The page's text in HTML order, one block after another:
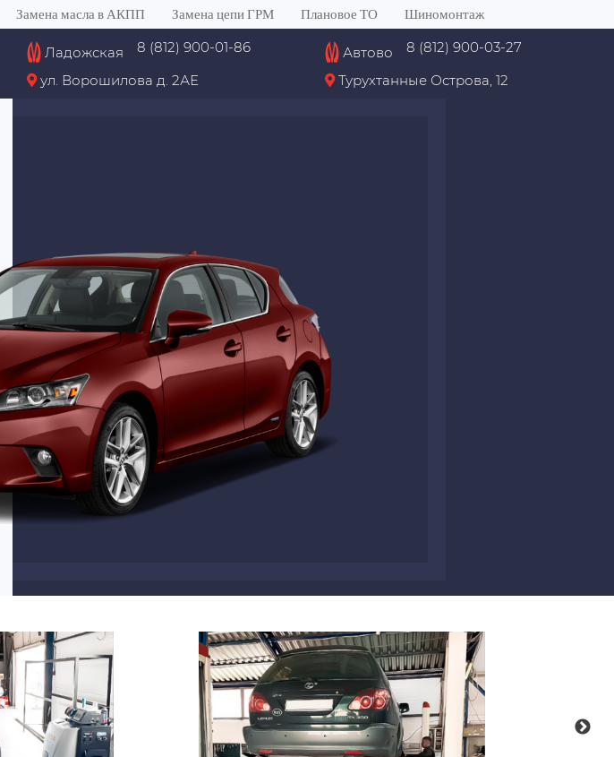
Замена масла в АКПП Замена цепи ГРМ Плановое ТО Шиномонтаж
Ладожская
8 (812) 900-01-86
ул. Ворошилова д. 2АЕ
Автово
8 (812) 900-03-27
Турухтанные Острова, 12